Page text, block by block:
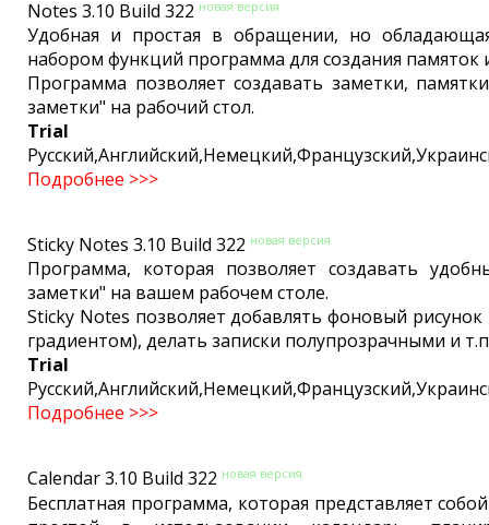
Notes 3.10 Build 322 новая версия
Удобная и простая в обращении, но
набором функций программа для создания памяток
Программа позволяет создавать заметки,
заметки" на рабочий стол.
Trial
Подробнее >>>
Sticky Notes 3.10 Build 322 новая версия
Программа, которая позволяет создавать
заметки" на вашем рабочем столе.
Sticky Notes позволяет добавлять фоновый рисунок
градиентом), делать записки полупрозрачными и
Trial
Подробнее >>>
Calendar 3.10 Build 322 новая версия
Бесплатная программа, которая представляет